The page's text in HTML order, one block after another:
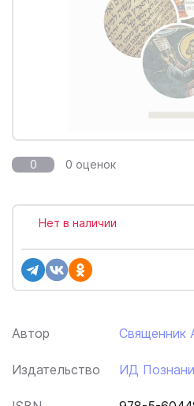
0 0 оценок
Автор Священник
Издательство ИД
Нет в наличии